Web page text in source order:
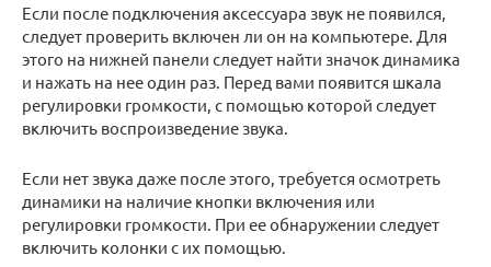
Если после подключения аксессуара звук не появился,
следует проверить включен ли он на компьютере. Для
этого на нижней панели следует найти значок динамика
и нажать на нее один раз. Перед вами появится шкала
регулировки громкости, с помощью которой следует
включить воспроизведение звука.
Если нет звука даже после этого, требуется осмотреть
динамики на наличие кнопки включения или
регулировки громкости. При ее обнаружении следует
включить колонки с их помощью.